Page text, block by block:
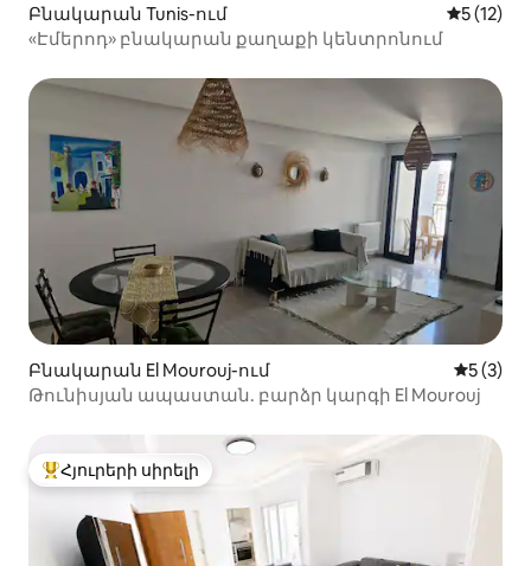
Բնակարան Tunis-ում Միջին
5 (12)
«Էմերոդ» բնակարան քաղաքի կենտրոնում
Բնակարան El Mourouj-ում Միջին
5 (3)
Թունիսյան ապաստան. բարձր կարգի El Mourouj
Հյուրերի սիրելի լավագույն տները
Հյուրերի սիրելի